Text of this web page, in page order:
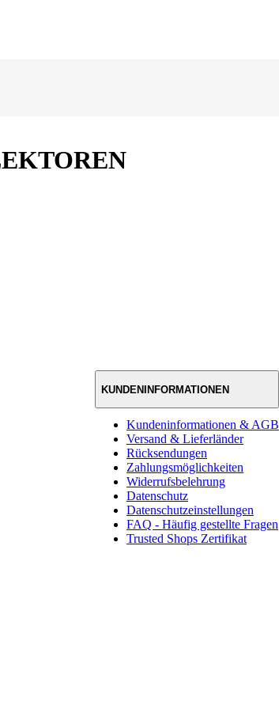
KUNDENINFORMATIONEN
Kundeninformationen & AGB
Versand & Lieferländer
Rücksendungen
Zahlungsmöglichkeiten
Widerrufsbelehrung
Datenschutz
Datenschutzeinstellungen
FAQ - Häufig gestellte Fragen
Trusted Shops Zertifikat